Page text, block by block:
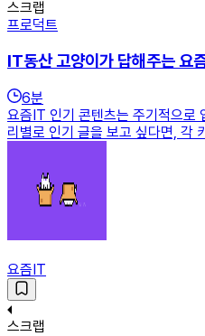
스크랩
프로덕트
IT동산 고양이가 답해주는 요
6분
요즘IT 인기 콘텐츠는 주기적으로
리별로 인기 글을 보고 싶다면, 각
요즘IT
스크랩